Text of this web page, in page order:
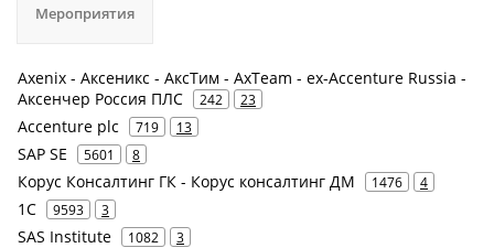
Мероприятия
Axenix - Аксеникс - АксТим - AxTeam - ex-Accenture Russia -
Аксенчер Россия ПЛС
242 23
Accenture plc 719 13
SAP SE 5601 8
Корус Консалтинг ГК - Корус консалтинг ДМ 1476 4
1С 9593 3
SAS Institute 1082 3